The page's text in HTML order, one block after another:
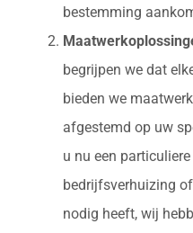
bestemming
begrijpen we dat
bieden we
afgestemd op uw
u nu een
bedrijfsverhuizing
nodig heeft, wij